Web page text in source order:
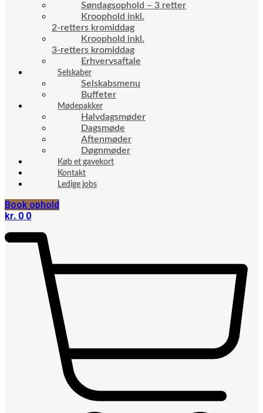
Søndagsophold – 3 retter
Kroophold inkl.
2-retters kromiddag
Kroophold inkl.
3-retters kromiddag
Erhvervsaftale
Selskaber
Selskabsmenu
Buffeter
Mødepakker
Halvdagsmøder
Dagsmøde
Aftenmøder
Døgnmøder
Køb et gavekort
Kontakt
Ledige jobs
Book ophold
kr. 0 0